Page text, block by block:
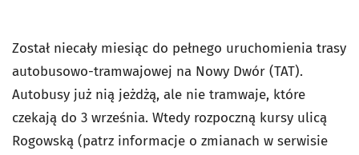
Został niecały miesiąc do pełnego uruchomienia trasy
autobusowo-tramwajowej na Nowy Dwór (TAT).
Autobusy już nią jeżdżą, ale nie tramwaje, które
czekają do 3 września. Wtedy rozpoczną kursy ulicą
Rogowską (patrz informacje o zmianach w serwisie